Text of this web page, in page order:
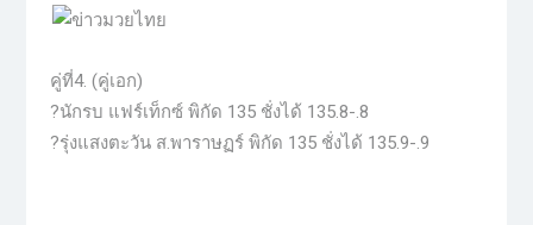
คู่ที่4. (คู่เอก)
?นักรบ แฟร์เท็กซ์ พิกัด 135 ชั่งได้ 135.8-.8
?รุ่งแสงตะวัน ส.พาราษฏร์ พิกัด 135 ชั่งได้ 135.9-.9